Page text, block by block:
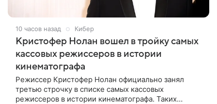
10 часов назад Кибер
Кристофер Нолан вошел в тройку самых
кассовых режиссеров в истории
кинематографа
Режиссер Кристофер Нолан официально занял
третью строчку в списке самых кассовых
режиссеров в истории кинематографа. Таких